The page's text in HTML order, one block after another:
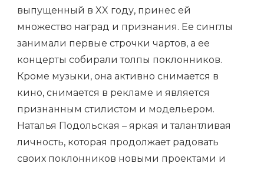
выпущенный в XX году, принес ей
множество наград и признания. Ее синглы
занимали первые строчки чартов, а ее
концерты собирали толпы поклонников.
Кроме музыки, она активно снимается в
кино, снимается в рекламе и является
признанным стилистом и модельером.
Наталья Подольская – яркая и талантливая
личность, которая продолжает радовать
своих поклонников новыми проектами и